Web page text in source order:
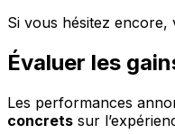
Si vous hésitez encore,
Évaluer les
Les performances
concrets sur